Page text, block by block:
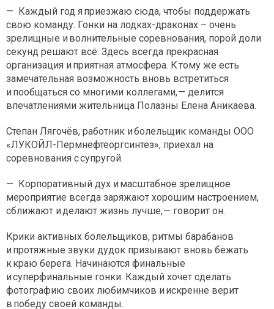
— Каждый год я приезжаю сюда, чтобы поддержать
свою команду. Гонки на лодках-драконах – очень
зрелищные и волнительные соревнования, порой доли
секунд решают всё. Здесь всегда прекрасная
организация и приятная атмосфера. К тому же есть
замечательная возможность вновь встретиться
и пообщаться со многими коллегами, — делится
впечатлениями жительница Полазны Елена Аникаева.
Степан Лягочёв, работник и болельщик команды ООО
«ЛУКОЙЛ-Пермнефтеоргсинтез», приехал на
соревнования с супругой.
— Корпоративный дух и масштабное зрелищное
мероприятие всегда заряжают хорошим настроением,
сближают и делают жизнь лучше, — говорит он.
Крики активных болельщиков, ритмы барабанов
и протяжные звуки дудок призывают вновь бежать
к краю берега. Начинаются финальные
и суперфинальные гонки. Каждый хочет сделать
фотографию своих любимчиков и искренне верит
в победу своей команды.